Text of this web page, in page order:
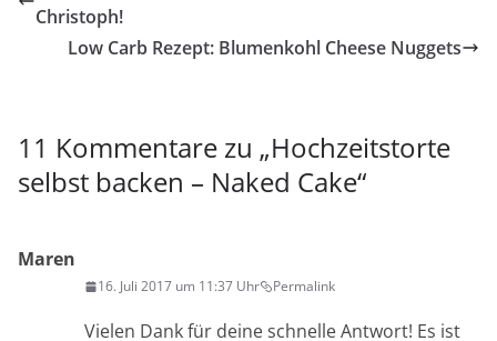
Christoph!
Low Carb Rezept: Blumenkohl Cheese Nuggets
11 Kommentare zu „Hochzeitstorte
selbst backen – Naked Cake“
Maren
16. Juli 2017 um 11:37 Uhr Permalink
Vielen Dank für deine schnelle Antwort! Es ist